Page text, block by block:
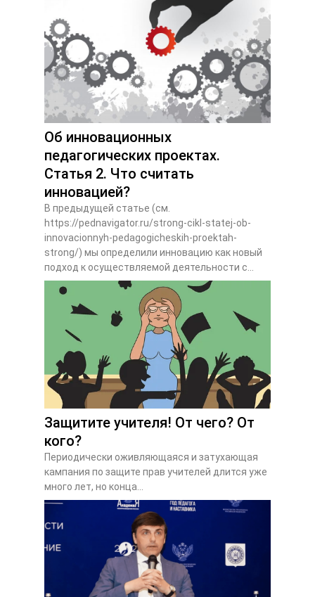
Об инновационных
педагогических проектах.
Статья 2. Что считать
инновацией?
В предыдущей статье (см.
https://pednavigator.ru/strong-cikl-statej-ob-
innovacionnyh-pedagogicheskih-proektah-
strong/) мы определили инновацию как новый
подход к осуществляемой деятельности с...
Защитите учителя! От чего? От
кого?
Периодически оживляющаяся и затухающая
кампания по защите прав учителей длится уже
много лет, но конца...